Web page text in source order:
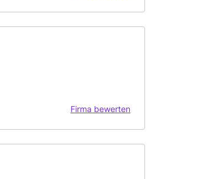
Firma bewerten